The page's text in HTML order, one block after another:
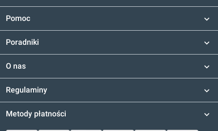
Pomoc
Poradniki
O nas
Regulaminy
Metody płatności